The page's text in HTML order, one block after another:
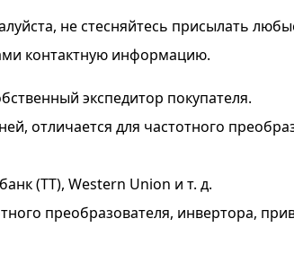
не стесняйтесь присылать
контактную информацию.
экспедитор покупателя.
отличается для частотного
(TT), Western Union и т. д.
преобразователя, инвертора,